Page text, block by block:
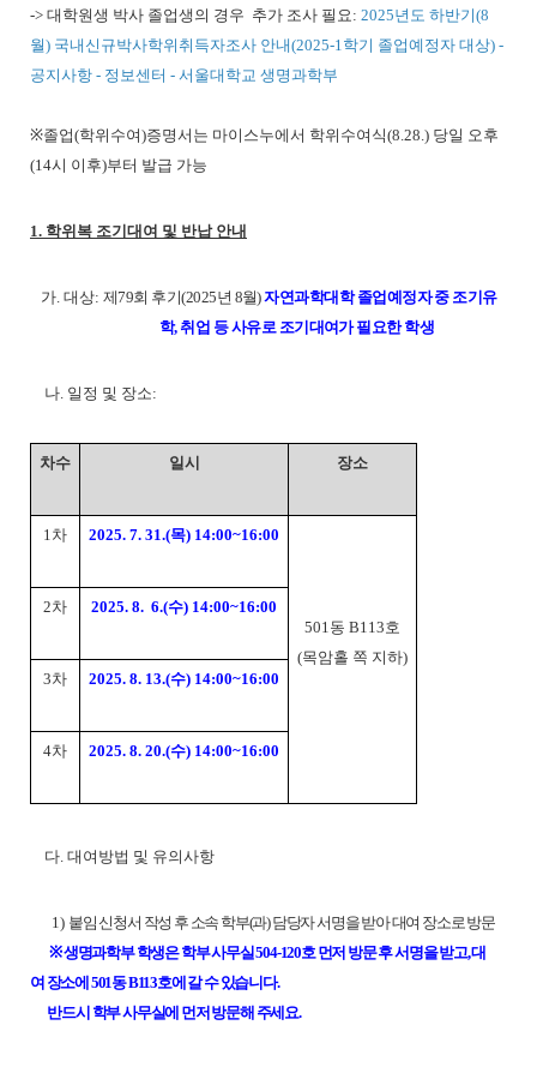
-> 대학원생 박사 졸업생의 경우 추가 조사 필요: 2025년도 하반기(8
월) 국내신규박사학위취득자조사 안내(2025-1학기 졸업예정자 대상) -
공지사항 - 정보센터 - 서울대학교 생명과학부
※졸업(학위수여)증명서는 마이스누에서 학위수여식(8.28.) 당일 오후
(14시 이후)부터 발급 가능
1. 학위복 조기대여 및 반납 안내
가. 대상: 제79회 후기(2025년 8월)자연과학대학 졸업예정자 중 조기유
학, 취업 등 사유로 조기대여가 필요한 학생
나. 일정 및 장소:
차수 일시 장소
1차 2025. 7. 31.(목) 14:00~16:00
501동 B113호
(목암홀 쪽 지하)
2차 2025. 8. 6.(수) 14:00~16:00
3차 2025. 8. 13.(수) 14:00~16:00
4차 2025. 8. 20.(수) 14:00~16:00
다. 대여방법 및 유의사항
1) 붙임 신청서 작성 후 소속 학부(과) 담당자 서명을 받아 대여 장소로 방문
※ 생명과학부 학생은 학부 사무실 504-120호 먼저 방문 후 서명을 받고, 대
여 장소에 501동 B113호에 갈 수 있습니다.
반드시 학부 사무실에 먼저 방문해 주세요.